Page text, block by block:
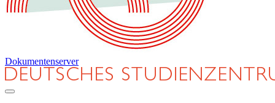
Dokumentenserver